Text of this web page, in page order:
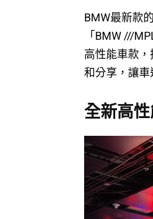
BMW最新款
「BMW ///
高性能車款
和分享，讓車
全新高